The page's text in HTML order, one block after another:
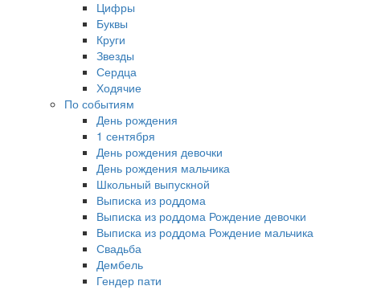
Цифры
Буквы
Круги
Звезды
Сердца
Ходячие
По событиям
День рождения
1 сентября
День рождения девочки
День рождения мальчика
Школьный выпускной
Выписка из роддома
Выписка из роддома Рождение девочки
Выписка из роддома Рождение мальчика
Свадьба
Дембель
Гендер пати